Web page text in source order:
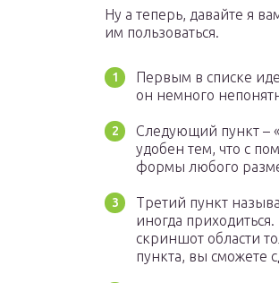
Ну а теперь, давайте я
им пользоваться.
Первым в списке
он немного
Следующий пункт –
удобен тем, что с
формы любого
Третий пункт
иногда
скриншот области
пункта, вы сможете